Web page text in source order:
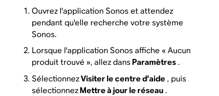
Ouvrez l'application Sonos et attendez
pendant qu'elle recherche votre système
Sonos.
Lorsque l'application Sonos affiche « Aucun
produit trouvé », allez dansParamètres.
SélectionnezVisiter le centre d’aide , puis
sélectionnezMettre à jour le réseau.